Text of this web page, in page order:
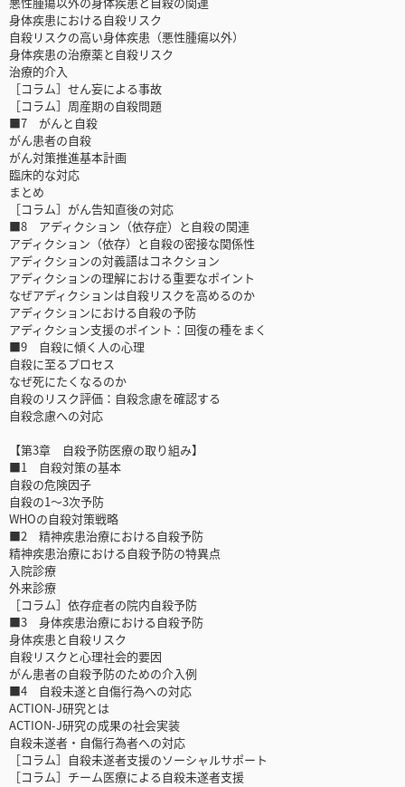
身体疾患における自殺リスク
自殺リスクの高い身体疾患（悪性腫瘍以外）
身体疾患の治療薬と自殺リスク
治療的介入
［コラム］せん妄による事故
［コラム］周産期の自殺問題
■7 がんと自殺
がん患者の自殺
がん対策推進基本計画
臨床的な対応
まとめ
［コラム］がん告知直後の対応
■8 アディクション（依存症）と自殺の関連
アディクション（依存）と自殺の密接な関係性
アディクションの対義語はコネクション
アディクションの理解における重要なポイント
なぜアディクションは自殺リスクを高めるのか
アディクションにおける自殺の予防
アディクション支援のポイント：回復の種をまく
■9 自殺に傾く人の心理
自殺に至るプロセス
なぜ死にたくなるのか
自殺のリスク評価：自殺念慮を確認する
自殺念慮への対応
【第3章 自殺予防医療の取り組み】
■1 自殺対策の基本
自殺の危険因子
自殺の1～3次予防
WHOの自殺対策戦略
■2 精神疾患治療における自殺予防
精神疾患治療における自殺予防の特異点
入院診療
外来診療
［コラム］依存症者の院内自殺予防
■3 身体疾患治療における自殺予防
身体疾患と自殺リスク
自殺リスクと心理社会的要因
がん患者の自殺予防のための介入例
■4 自殺未遂と自傷行為への対応
ACTION-J研究とは
ACTION-J研究の成果の社会実装
自殺未遂者・自傷行為者への対応
［コラム］自殺未遂者支援のソーシャルサポート
［コラム］チーム医療による自殺未遂者支援